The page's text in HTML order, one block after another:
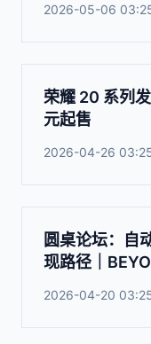
2026-05-06
荣耀 20 系列
元起售
2026-04-26
圆桌论坛：自
现路径｜
2026-04-20